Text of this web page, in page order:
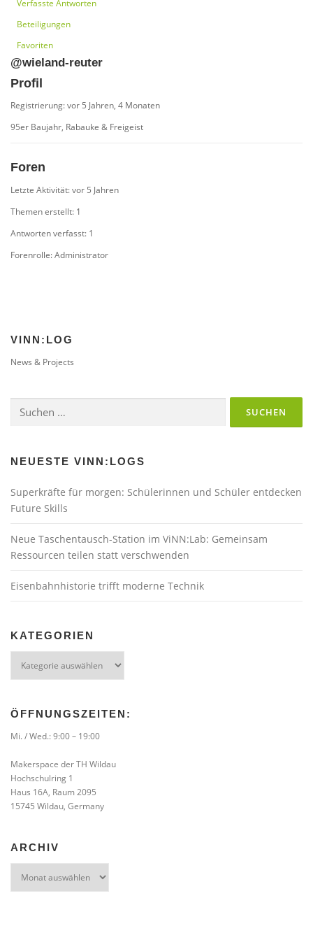
Verfasste Antworten
Beteiligungen
Favoriten
@wieland-reuter
Profil
Registrierung: vor 5 Jahren, 4 Monaten
95er Baujahr, Rabauke & Freigeist
Foren
Letzte Aktivität: vor 5 Jahren
Themen erstellt: 1
Antworten verfasst: 1
Forenrolle: Administrator
VINN:LOG
News & Projects
nach:
NEUESTE VINN:LOGS
Superkräfte für morgen: Schülerinnen und Schüler entdecken
Future Skills
Neue Taschentausch-Station im ViNN:Lab: Gemeinsam
Ressourcen teilen statt verschwenden
Eisenbahnhistorie trifft moderne Technik
KATEGORIEN
ÖFFNUNGSZEITEN:
Mi. / Wed.: 9:00 – 19:00
Makerspace der TH Wildau
Hochschulring 1
Haus 16A, Raum 2095
15745 Wildau, Germany
ARCHIV